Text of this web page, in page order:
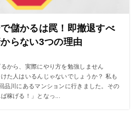
儲かるは罠！即撤退すべ
らない3つの理由
から、実際にやり方を勉強しません
た人はいるんじゃないでしょうか？ 私も
品川にあるマンションに行きました。その
稼げる！」となっ...